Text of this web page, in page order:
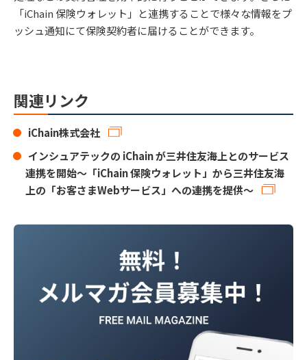
「iChain 保険ウォレット」と連携することで様々な情報をプ
ッシュ通知にて保険契約者に届けることができます。
関連リンク
iChain株式会社
インシュアテックの iChain が三井住友海上とのサービス
連携を開始〜「iChain 保険ウォレット」から三井住友海
上の「お客さまWebサービス」への連携を提供〜